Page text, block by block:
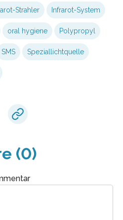
Strahler Infrarot-System
oral hygiene Polypropyl
SMS Speziallichtquelle
(0)